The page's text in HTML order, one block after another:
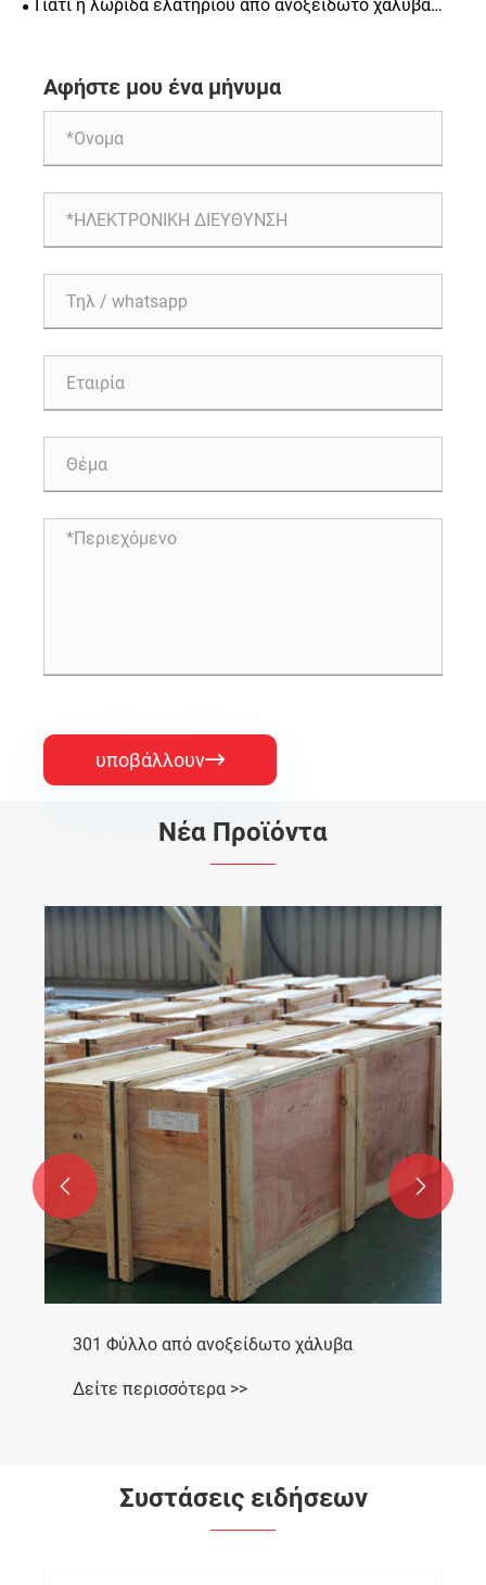
Γιατί η λωρίδα ελατηρίου από ανοξείδωτο χάλυβα
Αφήστε μου ένα μήνυμα
υποβάλλουν
Νέα Προϊόντα
301 Φύλλο από ανοξείδωτο χάλυβα
Δείτε περισσότερα >>
 
Συστάσεις ειδήσεων